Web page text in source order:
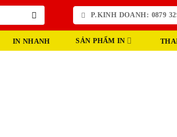
P.KINH DOANH: 0879
IN NHANH SẢN PHẨM IN